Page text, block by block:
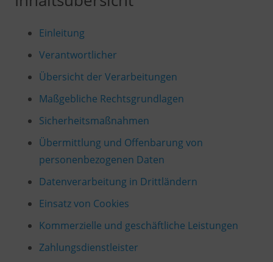
Einleitung
Verantwortlicher
Übersicht der Verarbeitungen
Maßgebliche Rechtsgrundlagen
Sicherheitsmaßnahmen
Übermittlung und Offenbarung von
personenbezogenen Daten
Datenverarbeitung in Drittländern
Einsatz von Cookies
Kommerzielle und geschäftliche Leistungen
Zahlungsdienstleister